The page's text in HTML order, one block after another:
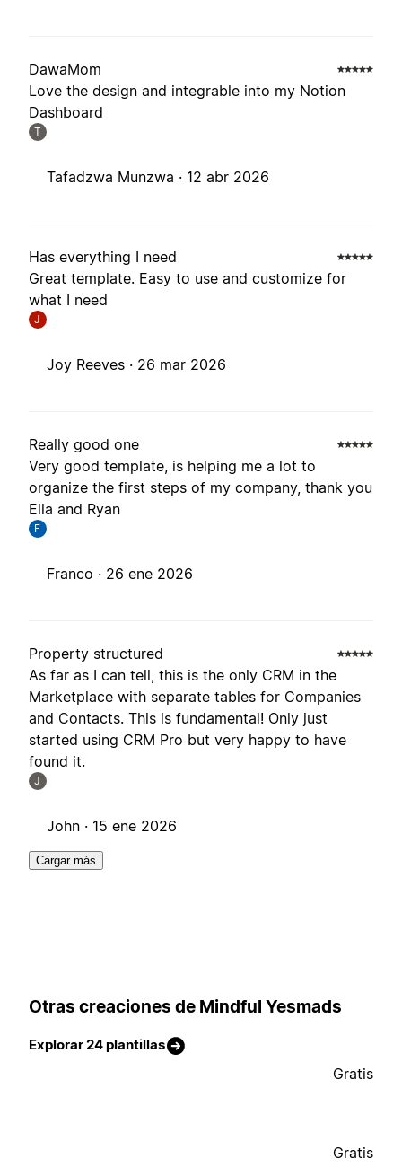
DawaMom
Love the design and integrable into my Notion
Dashboard
T
Tafadzwa Munzwa · 12 abr 2026
Has everything I need
Great template. Easy to use and customize for
what I need
J
Joy Reeves · 26 mar 2026
Really good one
Very good template, is helping me a lot to
organize the first steps of my company, thank you
Ella and Ryan
F
Franco · 26 ene 2026
Property structured
As far as I can tell, this is the only CRM in the
Marketplace with separate tables for Companies
and Contacts. This is fundamental! Only just
started using CRM Pro but very happy to have
found it.
J
John · 15 ene 2026
Cargar más
Otras creaciones de Mindful Yesmads
Explorar 24 plantillas
Gratis
Gratis